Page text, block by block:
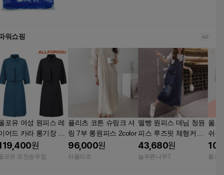
워쇼핑
포유 여성 원피스 레
어드 카라 롱기장 투
스형 7부 원피스 부
님 선물 LONO7271
원
포유 포천송우점
플리츠 코튼 슈링크 셔
링 7부 롱원피스 2color
96,000원
라플리츠
멜빵 원피스 데님 청원
피스 루즈핏 체형커버
캐주얼 3색상
43,680원
늘푸른나무7
올포
쉬폰
올포